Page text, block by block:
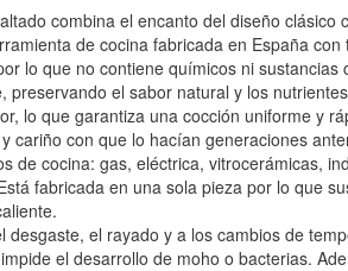
combina el encanto del diseño
de cocina fabricada en España
lo que no contiene químicos ni
el sabor natural y los
lo que garantiza una cocción uniforme y
cariño con que lo hacían generaciones
de cocina: gas, eléctrica, vitrocerámicas,
fabricada en una sola pieza por lo que
el rayado y a los cambios de
el desarrollo de moho o bacterias.